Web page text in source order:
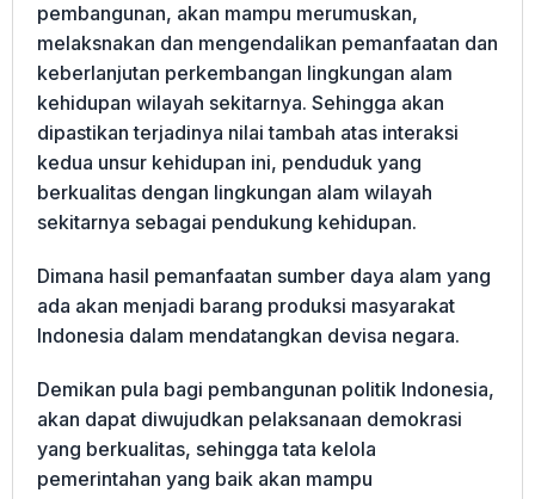
pembangunan, akan mampu merumuskan,
melaksnakan dan mengendalikan pemanfaatan dan
keberlanjutan perkembangan lingkungan alam
kehidupan wilayah sekitarnya. Sehingga akan
dipastikan terjadinya nilai tambah atas interaksi
kedua unsur kehidupan ini, penduduk yang
berkualitas dengan lingkungan alam wilayah
sekitarnya sebagai pendukung kehidupan.
Dimana hasil pemanfaatan sumber daya alam yang
ada akan menjadi barang produksi masyarakat
Indonesia dalam mendatangkan devisa negara.
Demikan pula bagi pembangunan politik Indonesia,
akan dapat diwujudkan pelaksanaan demokrasi
yang berkualitas, sehingga tata kelola
pemerintahan yang baik akan mampu